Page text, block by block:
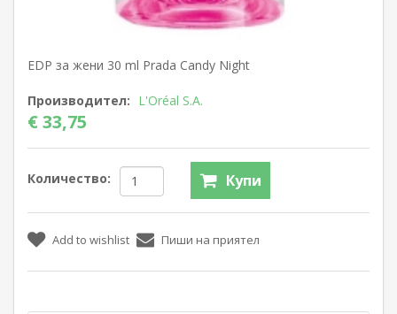
EDP за жени 30 ml Prada Candy Night
Производител: L'Oréal S.A.
€ 33,75
Количество: Купи
Add to wishlist Пиши на приятел